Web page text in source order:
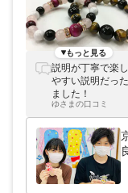
もっと見る
説明が丁寧で楽
やすい説明だっ
ました！
ゆさまの口コミ